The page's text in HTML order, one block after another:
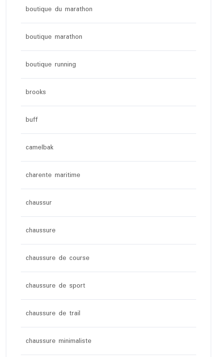
boutique du marathon
boutique marathon
boutique running
brooks
buff
camelbak
charente maritime
chaussur
chaussure
chaussure de course
chaussure de sport
chaussure de trail
chaussure minimaliste